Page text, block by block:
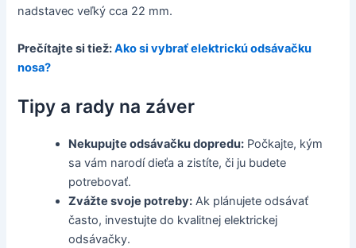
nadstavec veľký cca 22 mm.
Prečítajte si tiež:Ako si vybrať elektrickú odsávačku
nosa?
Tipy a rady na záver
Nekupujte odsávačku dopredu: Počkajte, kým
sa vám narodí dieťa a zistíte, či ju budete
potrebovať.
Zvážte svoje potreby: Ak plánujete odsávať
často, investujte do kvalitnej elektrickej
odsávačky.